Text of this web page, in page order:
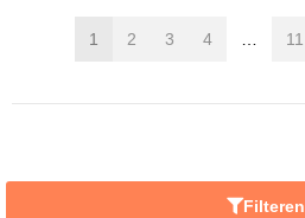
1 2 3 4 11
Filteren